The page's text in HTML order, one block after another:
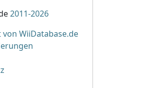
2011-2026
WiiDatabase.de